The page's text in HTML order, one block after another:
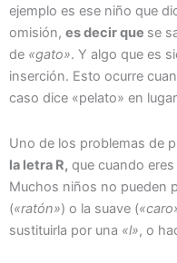
ejemplo es ese niño que
omisión, es decir que se
de «gato». Y algo que es
inserción. Esto ocurre
caso dice «pelato» en
Uno de los problemas de
la letra R, que cuando
Muchos niños no pueden
(«ratón») o la suave (
sustituirla por una «l», o